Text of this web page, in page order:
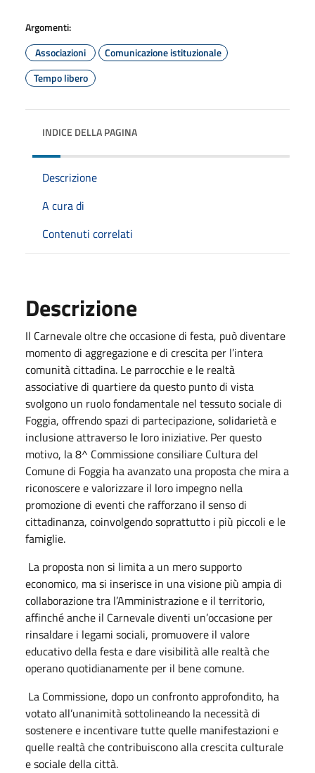
Argomenti:
Associazioni
Comunicazione istituzionale
Tempo libero
INDICE DELLA PAGINA
Descrizione
A cura di
Contenuti correlati
Descrizione
Il Carnevale oltre che occasione di festa, può diventare
momento di aggregazione e di crescita per l’intera
comunità cittadina. Le parrocchie e le realtà
associative di quartiere da questo punto di vista
svolgono un ruolo fondamentale nel tessuto sociale di
Foggia, offrendo spazi di partecipazione, solidarietà e
inclusione attraverso le loro iniziative. Per questo
motivo, la 8^ Commissione consiliare Cultura del
Comune di Foggia ha avanzato una proposta che mira a
riconoscere e valorizzare il loro impegno nella
promozione di eventi che rafforzano il senso di
cittadinanza, coinvolgendo soprattutto i più piccoli e le
famiglie.
La proposta non si limita a un mero supporto
economico, ma si inserisce in una visione più ampia di
collaborazione tra l’Amministrazione e il territorio,
affinché anche il Carnevale diventi un’occasione per
rinsaldare i legami sociali, promuovere il valore
educativo della festa e dare visibilità alle realtà che
operano quotidianamente per il bene comune.
La Commissione, dopo un confronto approfondito, ha
votato all’unanimità sottolineando la necessità di
sostenere e incentivare tutte quelle manifestazioni e
quelle realtà che contribuiscono alla crescita culturale
e sociale della città.